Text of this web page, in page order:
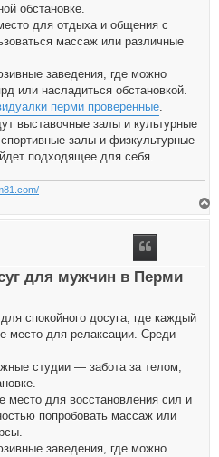
обстановке.
для отдыха и общения с
массаж или различные
заведения, где можно
или насладиться обстановкой.
перми проверенные
выставочные залы и культурные
залы и физкультурные
подходящее для себя.
для мужчин в Перми
спокойного досуга, где каждый
место для релаксации. Среди
студии — забота за телом,
для восстановления сил и
попробовать массаж или
заведения, где можно